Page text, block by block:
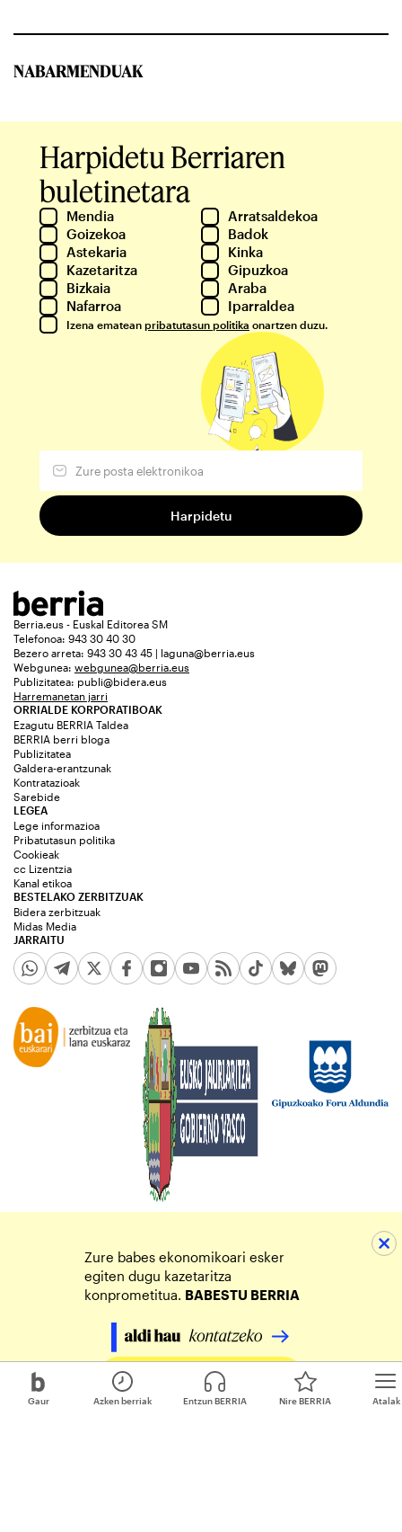
Gaur Atalak
Azken berriak Entzun BERRIA Nire BERRIA
NABARMENDUAK
Harpidetu Berriaren
buletinetara
Mendia
Arratsaldekoa
Goizekoa
Badok
Astekaria
Kinka
Kazetaritza
Gipuzkoa
Bizkaia
Araba
Nafarroa
Iparraldea
Izena ematean pribatutasun politika onartzen duzu.
Berria.eus - Euskal Editorea SM
Telefonoa: 943 30 40 30
Bezero arreta: 943 30 43 45 | laguna@berria.eus
Webgunea: webgunea@berria.eus
Publizitatea: publi@bidera.eus
Harremanetan jarri
ORRIALDE KORPORATIBOAK
Ezagutu BERRIA Taldea
BERRIA berri bloga
Publizitatea
Galdera-erantzunak
Kontratazioak
Sarebide
JARRAITU
LEGEA
Lege informazioa
Pribatutasun politika
Cookieak
cc Lizentzia
Kanal etikoa
BESTELAKO ZERBITZUAK
Bidera zerbitzuak
Midas Media
Zure babes ekonomikoari esker
egiten dugu kazetaritza
konprometitua. BABESTU BERRIA
Egin zure ekarpena